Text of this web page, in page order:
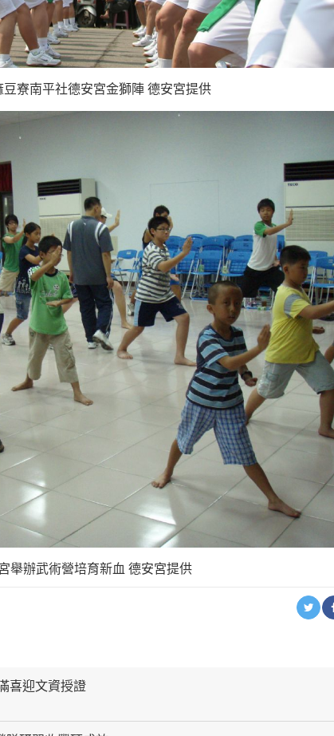
豆寮南平社德安宮金獅陣 德安宮提供
舉辦武術營培育新血 德安宮提供
喜迎文資授證